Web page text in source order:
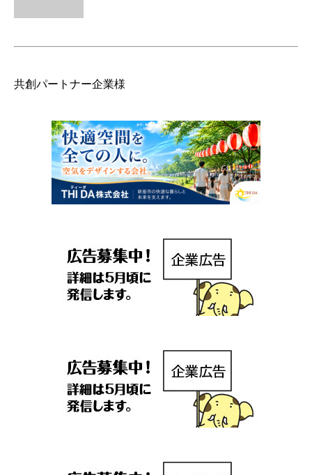
共創パートナー企業様